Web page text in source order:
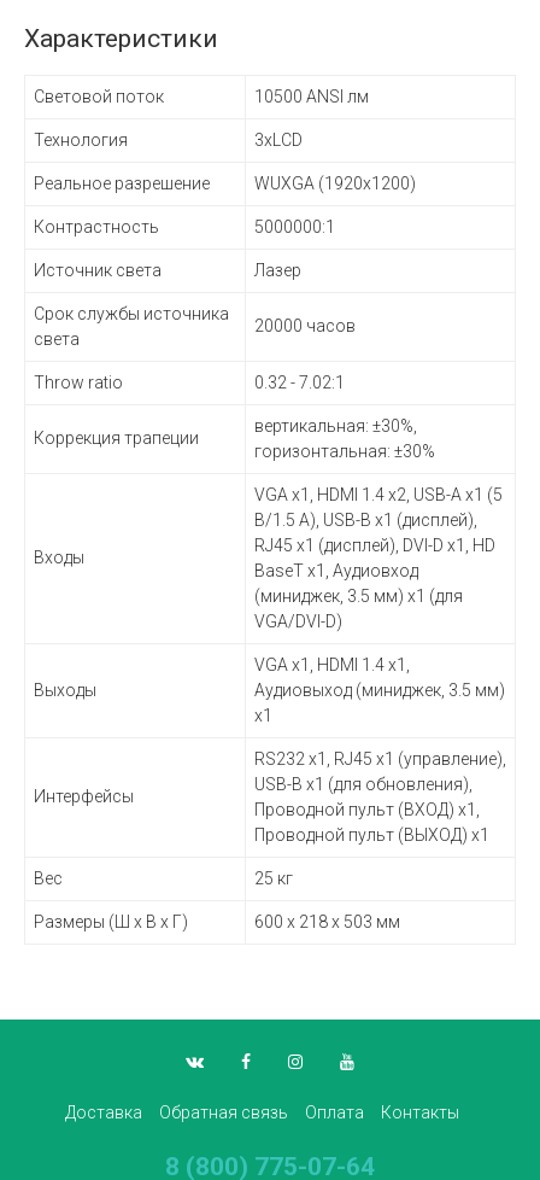
Характеристики
Световой поток 10500 ANSI лм
Технология 3xLCD
Реальное разрешение WUXGA (1920x1200)
Контрастность 5000000:1
Источник света Лазер
Срок службы источника
света
20000 часов
Throw ratio 0.32 - 7.02:1
Коррекция трапеции
вертикальная: ±30%,
горизонтальная: ±30%
Входы
VGA x1, HDMI 1.4 x2, USB-A x1 (5
В/1.5 А), USB-B x1 (дисплей),
RJ45 x1 (дисплей), DVI-D x1, HD
BaseT x1, Аудиовход
(миниджек, 3.5 мм) x1 (для
VGA/DVI-D)
Выходы
VGA x1, HDMI 1.4 x1,
Аудиовыход (миниджек, 3.5 мм)
x1
Интерфейсы
RS232 x1, RJ45 x1 (управление),
USB-B x1 (для обновления),
Проводной пульт (ВХОД) x1,
Проводной пульт (ВЫХОД) x1
Вес 25 кг
Размеры (Ш x В x Г) 600 x 218 x 503 мм
Доставка Обратная связь Оплата Контакты
8 (800) 775-07-64